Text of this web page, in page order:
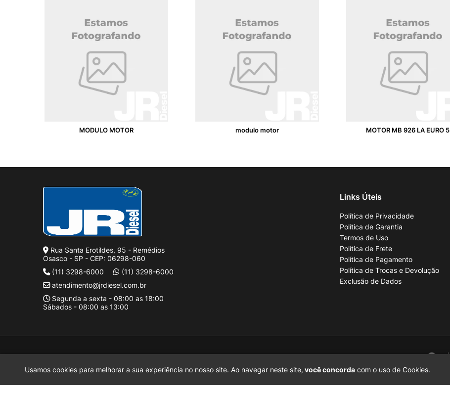
MODULO MOTOR modulo motor MOTOR MB 926 LA EURO 5
Rua Santa Erotildes, 95 - Remédios
Osasco - SP - CEP: 06298-060
(11) 3298-6000
(11) 3298-6000
atendimento@jrdiesel.com.br
Segunda a sexta - 08:00 as 18:00
Sábados - 08:00 as 13:00
Links Úteis
Política de Privacidade
Política de Garantia
Termos de Uso
Política de Frete
Política de Pagamento
Política de Trocas e Devolução
Exclusão de Dados
Usamos cookies para melhorar a sua experiência no nosso site. Ao navegar neste site, você concorda com o uso de Cookies.